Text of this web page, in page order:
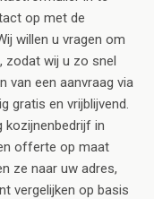
op met de
willen u vragen om
zodat wij u zo snel
van een aanvraag via
gratis en vrijblijvend.
kozijnenbedrijf in
offerte op maat
ze naar uw adres,
vergelijken op basis